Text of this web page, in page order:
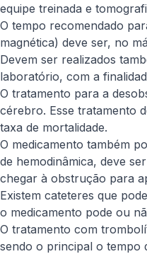
equipe treinada e
O tempo recomendado
magnética) deve ser, no
Devem ser realizados
laboratório, com a
O tratamento para a
cérebro. Esse tratamento
taxa de mortalidade.
O medicamento também
de hemodinâmica, deve
chegar à obstrução para
Existem cateteres que
o medicamento pode ou
O tratamento com
sendo o principal o tempo